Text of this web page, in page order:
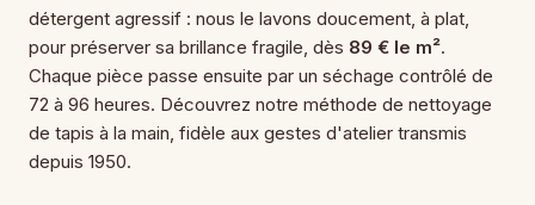
détergent agressif : nous le lavons doucement, à plat,
pour préserver sa brillance fragile, dès 89 € le m².
Chaque pièce passe ensuite par un séchage contrôlé de
72 à 96 heures. Découvrez notre méthode de nettoyage
de tapis à la main, fidèle aux gestes d'atelier transmis
depuis 1950.